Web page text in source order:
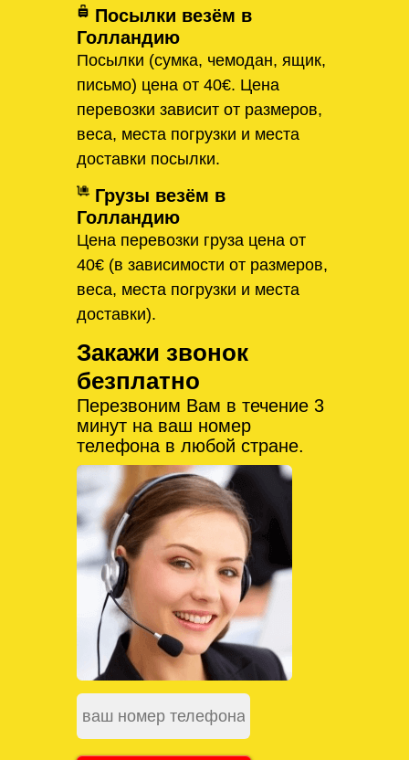
Посылки везём в
Голландию
Посылки (сумка, чемодан, ящик,
письмо) цена от 40€. Цена
перевозки зависит от размеров,
веса, места погрузки и места
доставки посылки.
Грузы везём в
Голландию
Цена перевозки груза цена от
40€ (в зависимости от размеров,
веса, места погрузки и места
доставки).
Закажи звонок
безплатно
Перезвоним Вам в течение 3
минут на ваш номер
телефона в любой стране.